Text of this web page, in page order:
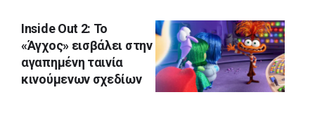
Inside Out 2: Το
«Άγχος» εισβάλει στην
αγαπημένη ταινία
κινούμενων σχεδίων